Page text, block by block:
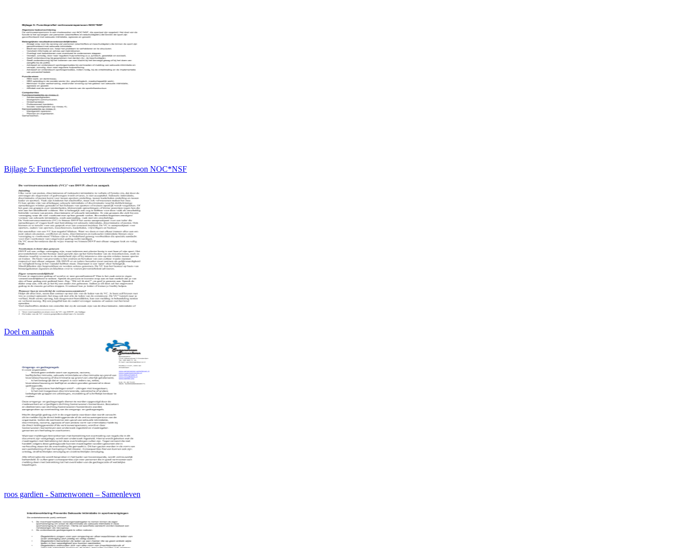
Bijlage 5: Functieprofiel vertrouwenspersoon NOC*NSF
Doel en aanpak
roos gardien - Samenwonen – Samenleven